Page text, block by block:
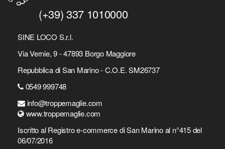
(+39) 337 1010000
SINE LOCO S.r.l.
Via Vernie, 9 - 47893 Borgo Maggiore
Repubblica di San Marino - C.O.E. SM26737
0549 999748
info@troppemaglie.com
www.troppemaglie.com
Iscritto al Registro e-commerce di San Marino al n°415 del
06/07/2016